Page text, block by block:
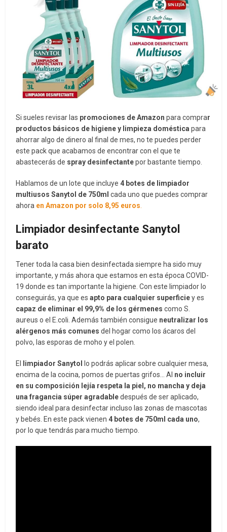
Si sueles revisar las promociones de Amazon para comprar
productos básicos de higiene y limpieza domésticapara
ahorrar algo de dinero al final de mes, no te puedes perder
este pack que acabamos de encontrar con el que te
abastecerás de spray desinfectantepor bastante tiempo.
Hablamos de un lote que incluye4 botes de limpiador
multiusos Sanytol de 750ml cada uno que puedes comprar
ahora en Amazon por solo 8,95 euros
Limpiador desinfectante Sanytol
barato
Tener toda la casa bien desinfectada siempre ha sido muy
importante, y más ahora que estamos en esta época COVID-
19 donde es tan importante la higiene. Con este limpiador lo
conseguirás, ya que esapto para cualquier superficiey es
capaz de eliminar el 99,9% de los gérmenes como S.
aureus o el E.coli. Además también consigue neutralizar los
alérgenos más comunesdel hogar como los ácaros del
polvo, las esporas de moho y el polen.
El limpiador Sanytollo podrás aplicar sobre cualquier mesa,
encima de la cocina, pomos de puertas grifos… Al no incluir
en su composición lejía respeta la piel, no mancha y deja
una fragancia súper agradabledespués de ser aplicado,
siendo ideal para desinfectar incluso las zonas de mascotas
y bebés. En este pack vienen4 botes de 750ml cada uno,
por lo que tendrás para mucho tiempo.